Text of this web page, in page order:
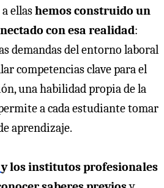
ellashemos construido un
con esa realidad:
demandas del entorno laboral
competencias clave para el
una habilidad propia de la
a cada estudiante tomar
aprendizaje.
y los institutos profesionales